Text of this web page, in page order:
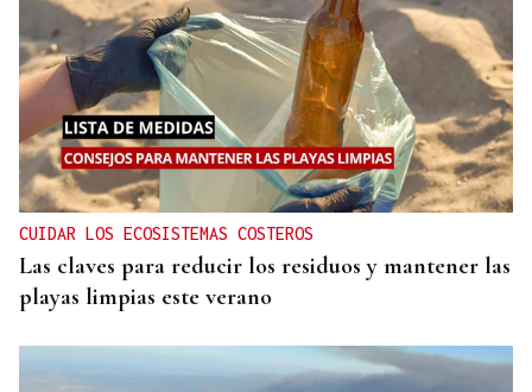
CUIDAR LOS ECOSISTEMAS COSTEROS
Las claves para reducir los residuos y mantener las
playas limpias este verano